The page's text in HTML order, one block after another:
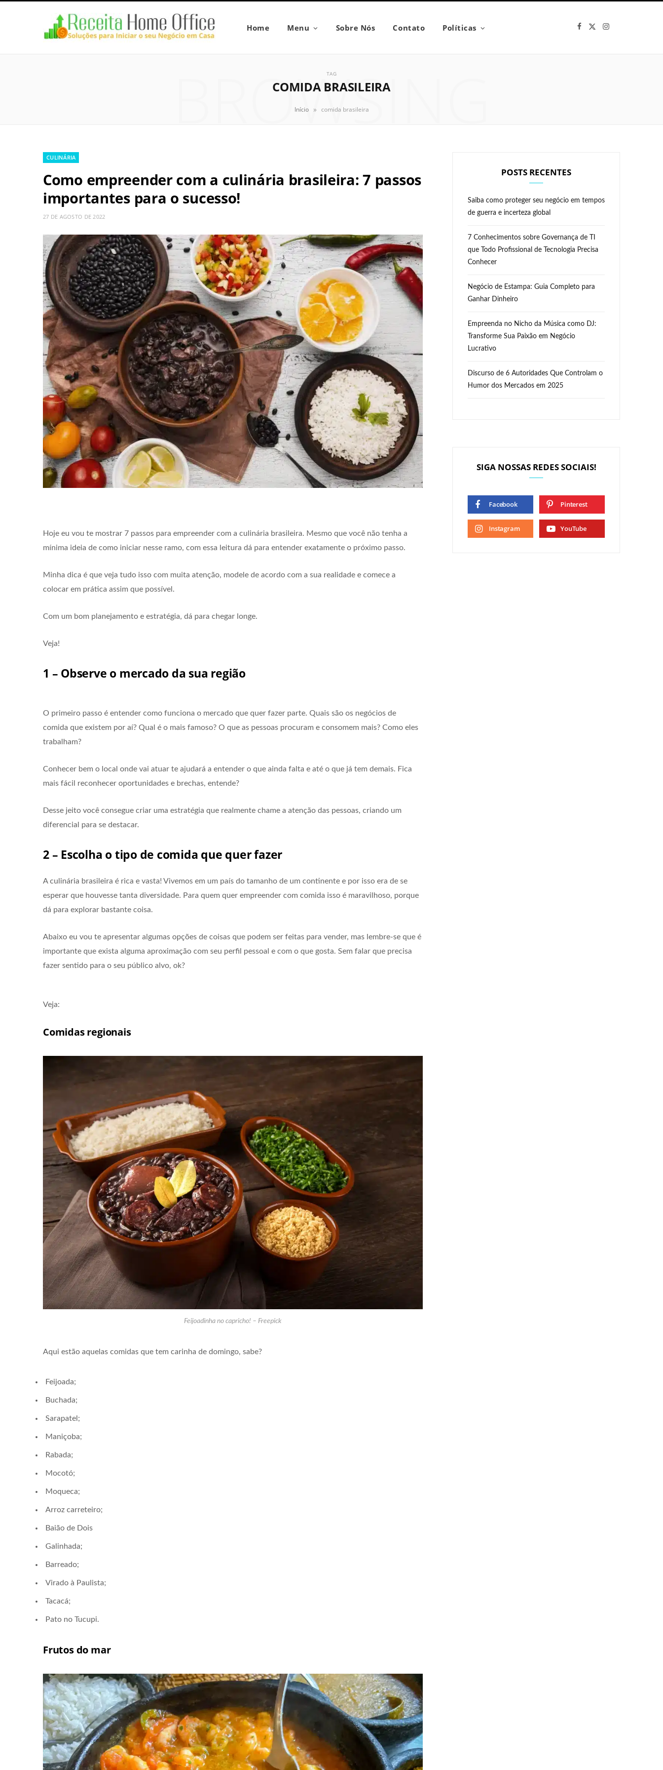
Home Menu Sobre Nós Contato Políticas
b
i
I
a
TAG
COMIDA BRASILEIRA
BROWSING
Início » comida brasileira
CULINÁRIA
Como empreender com a culinária brasileira: 7 passos
importantes para o sucesso!
27 DE AGOSTO DE 2022
Hoje eu vou te mostrar 7 passos para empreender com a culinária brasileira. Mesmo que você não tenha a
mínima ideia de como iniciar nesse ramo, com essa leitura dá para entender exatamente o próximo passo.
Minha dica é que veja tudo isso com muita atenção, modele de acordo com a sua realidade e comece a
colocar em prática assim que possível.
Com um bom planejamento e estratégia, dá para chegar longe.
Veja!
1 – Observe o mercado da sua região
O primeiro passo é entender como funciona o mercado que quer fazer parte. Quais são os negócios de
comida que existem por aí? Qual é o mais famoso? O que as pessoas procuram e consomem mais? Como eles
trabalham?
Conhecer bem o local onde vai atuar te ajudará a entender o que ainda falta e até o que já tem demais. Fica
mais fácil reconhecer oportunidades e brechas, entende?
Desse jeito você consegue criar uma estratégia que realmente chame a atenção das pessoas, criando um
diferencial para se destacar.
2 – Escolha o tipo de comida que quer fazer
A culinária brasileira é rica e vasta! Vivemos em um país do tamanho de um continente e por isso era de se
esperar que houvesse tanta diversidade. Para quem quer empreender com comida isso é maravilhoso, porque
dá para explorar bastante coisa.
Abaixo eu vou te apresentar algumas opções de coisas que podem ser feitas para vender, mas lembre-se que é
importante que exista alguma aproximação com seu perfil pessoal e com o que gosta. Sem falar que precisa
fazer sentido para o seu público alvo, ok?
Veja:
Comidas regionais
Feijoadinha no capricho! – Freepick
Aqui estão aquelas comidas que tem carinha de domingo, sabe?
Feijoada;
Buchada;
Sarapatel;
Maniçoba;
Rabada;
Mocotó;
Moqueca;
Arroz carreteiro;
Baião de Dois
Galinhada;
Barreado;
Virado à Paulista;
Tacacá;
Pato no Tucupi.
Frutos do mar
POSTS RECENTES
Saiba como proteger seu negócio em tempos
de guerra e incerteza global
7 Conhecimentos sobre Governança de TI
que Todo Profissional de Tecnologia Precisa
Conhecer
Negócio de Estampa: Guia Completo para
Ganhar Dinheiro
Empreenda no Nicho da Música como DJ:
Transforme Sua Paixão em Negócio
Lucrativo
Discurso de 6 Autoridades Que Controlam o
Humor dos Mercados em 2025
SIGA NOSSAS REDES SOCIAIS!
Facebook Pinterest
Instagram YouTube